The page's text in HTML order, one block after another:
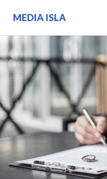
contenido.
MEDIA ISLA